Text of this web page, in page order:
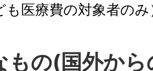
も医療費の対象者のみ
もの(国外か